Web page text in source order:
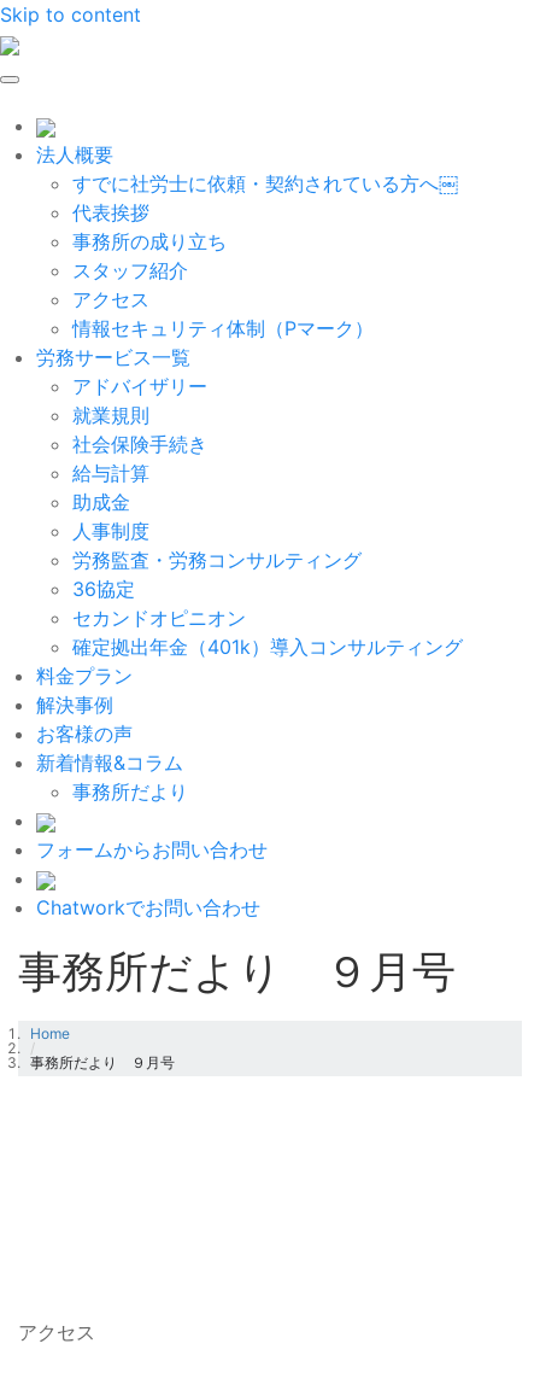
Skip to content
法人概要
すでに社労士に依頼・契約されている方へ￼
代表挨拶
事務所の成り立ち
スタッフ紹介
アクセス
情報セキュリティ体制（Pマーク）
労務サービス一覧
アドバイザリー
就業規則
社会保険手続き
給与計算
助成金
人事制度
労務監査・労務コンサルティング
36協定
セカンドオピニオン
確定拠出年金（401k）導入コンサルティング
料金プラン
解決事例
お客様の声
新着情報&コラム
事務所だより
フォームからお問い合わせ
Chatworkでお問い合わせ
事務所だより ９月号
Home
/
事務所だより ９月号
アクセス